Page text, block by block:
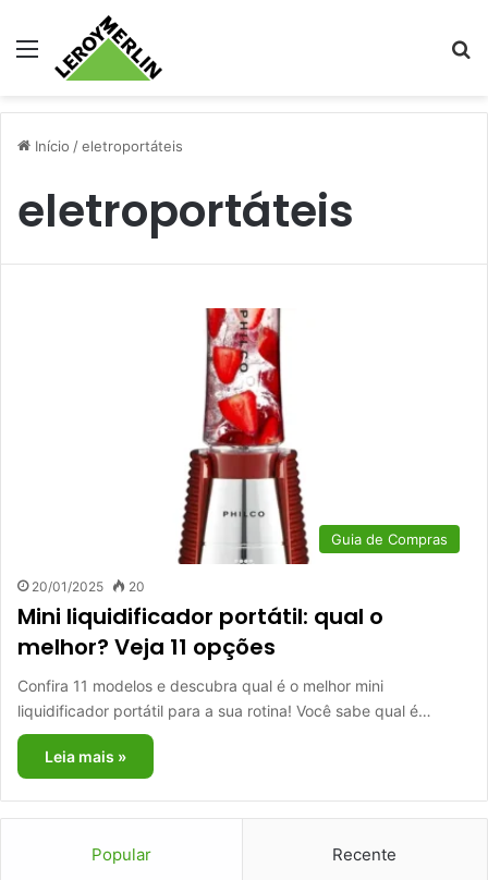
Menu
Início /eletroportáteis
eletroportáteis
Guia de Compras
20/01/2025 20
Mini liquidificador portátil: qual o
melhor? Veja 11 opções
Confira 11 modelos e descubra qual é o melhor mini
liquidificador portátil para a sua rotina! Você sabe qual é…
Leia mais »
Popular Recente